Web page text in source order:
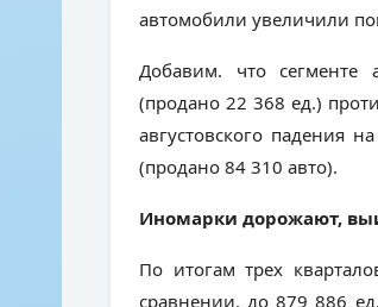
автомобили увеличили
Добавим. что сегменте
(продано 22 368 ед.)
августовского падения
(продано 84 310 авто).
Иномарки дорожают,
По итогам трех
сравнении, до 879 886 ед.